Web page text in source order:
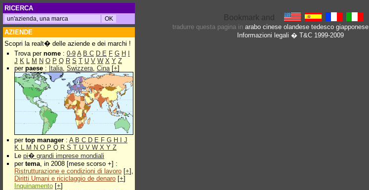
RICERCA
AZIENDE
Scopri la realt� delle aziende e dei marchi !
Trova per nome : 0-9 A B C D E F G H
J K L M N O P Q R S T U V W X Y Z
per paese : Italia, Swizzera, Cina[+]
per top manager : A B C D E F G H
J
K L M N O P Q R S T U V W X Y Z
Le pi� grandi imprese mondiali
per tema, in 2008 [mese scorso +] :
Ristrutturazione e condizioni di lavoro [+],
Diritti Umani e riciclaggio de denaro [+]
Inquinamento [+]
tradurre questa pagina in arabo cinese olandese tedesco giapponese
Informazioni legali � T&C 1999-2009